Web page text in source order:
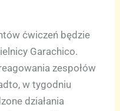
ćwiczeń będzie
Garachico.
zespołów
w tygodniu
działania